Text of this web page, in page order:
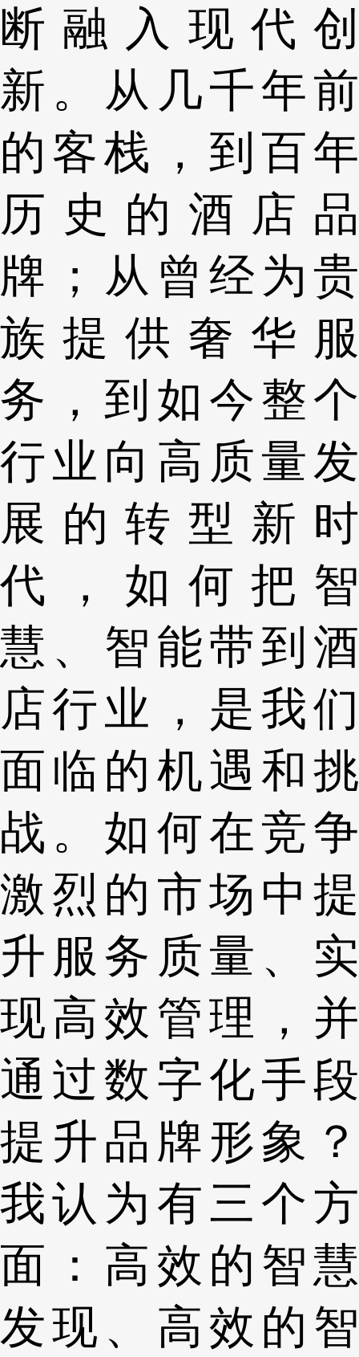
断融入现代创
新。从几千年前
的客栈，到百年
历史的酒店品
牌；从曾经为贵
族提供奢华服
务，到如今整个
行业向高质量发
展的转型新时
代，如何把智
慧、智能带到酒
店行业，是我们
面临的机遇和挑
战。如何在竞争
激烈的市场中提
升服务质量、实
现高效管理，并
通过数字化手段
提升品牌形象？
我认为有三个方
面：高效的智慧
发现、高效的智